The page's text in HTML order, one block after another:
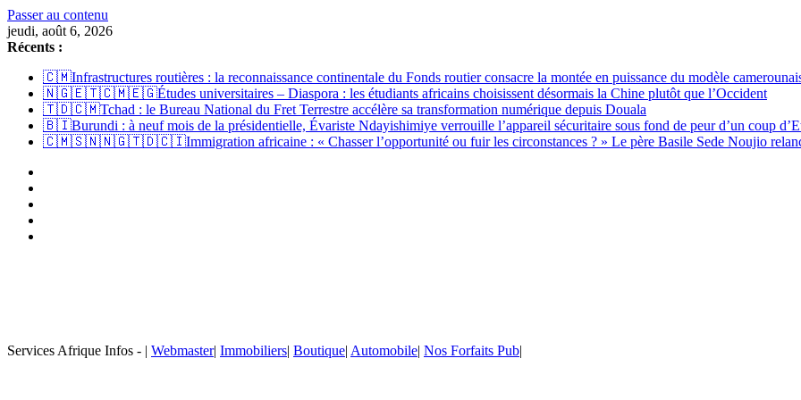
Passer au contenu
jeudi, août 6, 2026
Récents :
🇨🇲Infrastructures routières : la reconnaissance continentale du Fonds routier consacre la montée en puissance du modèle
🇳🇬🇪🇹🇨🇲🇪🇬Études universitaires – Diaspora : les étudiants africains choisissent désormais la Chine plutôt que l’Occident
🇹🇩🇨🇲Tchad : le Bureau National du Fret Terrestre accélère sa transformation numérique depuis Douala
🇧🇮Burundi : à neuf mois de la présidentielle, Évariste Ndayishimiye verrouille l’appareil sécuritaire sous fond de peur d’un coup
🇨🇲🇸🇳🇳🇬🇹🇩🇨🇮Immigration africaine : « Chasser l’opportunité ou fuir les circonstances ? » Le père Basile Sede Noujio relance
Services Afrique Infos - | Webmaster| Immobiliers| Boutique| Automobile| Nos Forfaits Pub|